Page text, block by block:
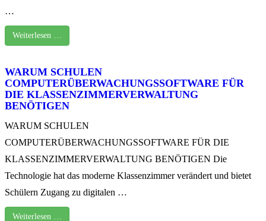
…
Weiterlesen …
WARUM SCHULEN
COMPUTERÜBERWACHUNGSSOFTWARE FÜR
DIE KLASSENZIMMERVERWALTUNG
BENÖTIGEN
WARUM SCHULEN
COMPUTERÜBERWACHUNGSSOFTWARE FÜR DIE
KLASSENZIMMERVERWALTUNG BENÖTIGEN Die
Technologie hat das moderne Klassenzimmer verändert und bietet
Schülern Zugang zu digitalen …
Weiterlesen …